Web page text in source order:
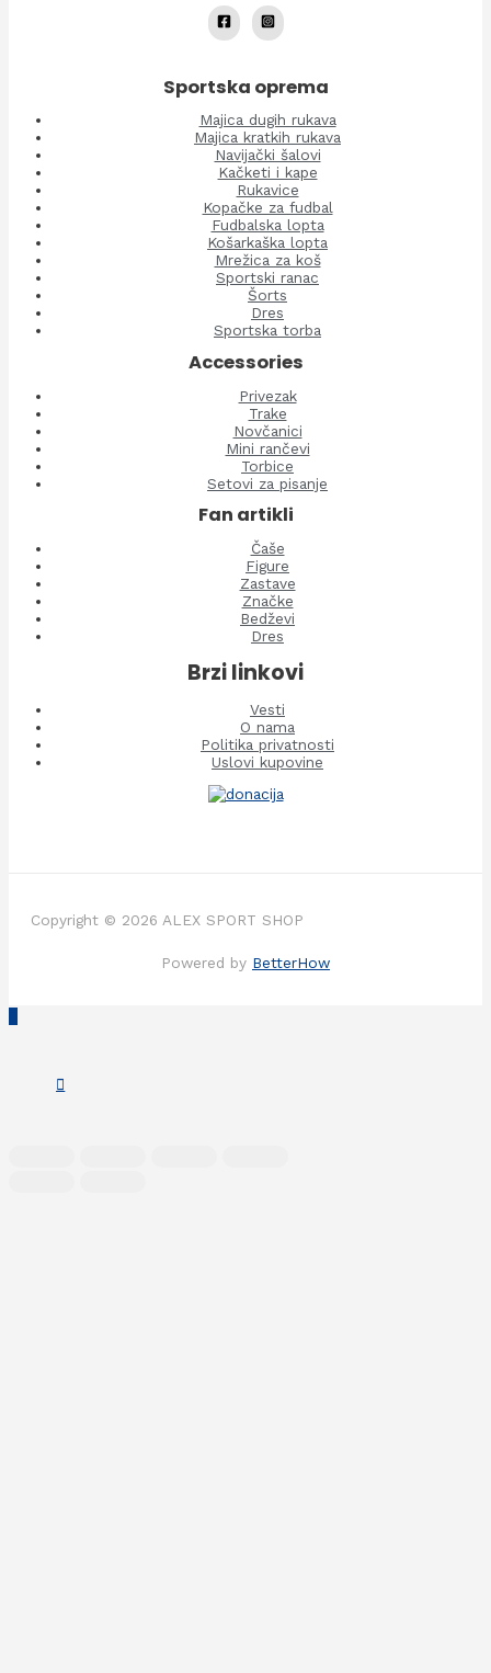
Sportska oprema
Majica dugih rukava
Majica kratkih rukava
Navijački šalovi
Kačketi i kape
Rukavice
Kopačke za fudbal
Fudbalska lopta
Košarkaška lopta
Mrežica za koš
Sportski ranac
Šorts
Dres
Sportska torba
Accessories
Privezak
Trake
Novčanici
Mini rančevi
Torbice
Setovi za pisanje
Fan artikli
Čaše
Figure
Zastave
Značke
Bedževi
Dres
Brzi linkovi
Vesti
O nama
Politika privatnosti
Uslovi kupovine
Copyright © 2026 ALEX SPORT SHOP
Powered by BetterHow
Scroll
to